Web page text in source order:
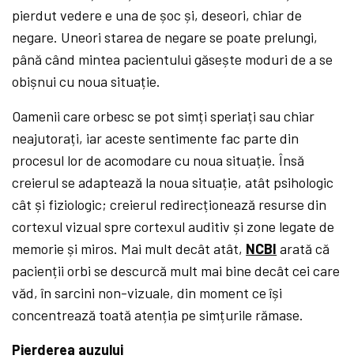
pierdut vedere e una de șoc și, deseori, chiar de
negare. Uneori starea de negare se poate prelungi,
până când mintea pacientului găsește moduri de a se
obișnui cu noua situație.
Oamenii care orbesc se pot simți speriați sau chiar
neajutorați, iar aceste sentimente fac parte din
procesul lor de acomodare cu noua situație. Însă
creierul se adaptează la noua situație, atât psihologic
cât și fiziologic; creierul redirecționează resurse din
cortexul vizual spre cortexul auditiv și zone legate de
memorie și miros. Mai mult decât atât, NCBI arată că
pacienții orbi se descurcă mult mai bine decât cei care
văd, în sarcini non-vizuale, din moment ce își
concentrează toată atenția pe simțurile rămase.
Pierderea auzului